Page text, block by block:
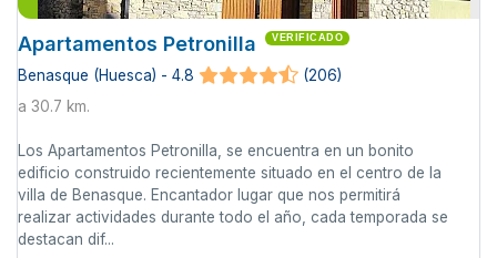
Apartamentos Petronilla VERIFICADO
Benasque (Huesca) - 4.8
(206)
a 30.7 km.
Los Apartamentos Petronilla, se encuentra en un bonito
edificio construido recientemente situado en el centro de la
villa de Benasque. Encantador lugar que nos permitirá
realizar actividades durante todo el año, cada temporada se
destacan dif...